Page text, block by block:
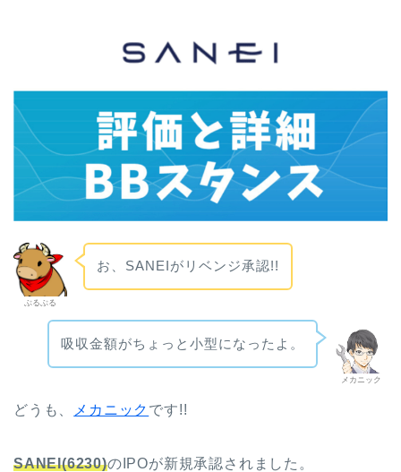
ぶるぶる
お、SANEIがリベンジ承認!!
メカニック
吸収金額がちょっと小型になったよ。
ど うも、 メカニック です!!
SANEI(6230)のIPOが新規承認されました。